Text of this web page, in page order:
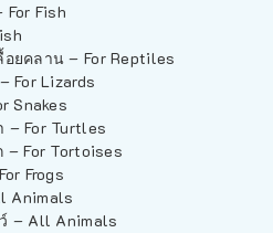
Fish
อยคลาน – For Reptiles
For Lizards
Snakes
– For Turtles
– For Tortoises
Frogs
Animals
– All Animals